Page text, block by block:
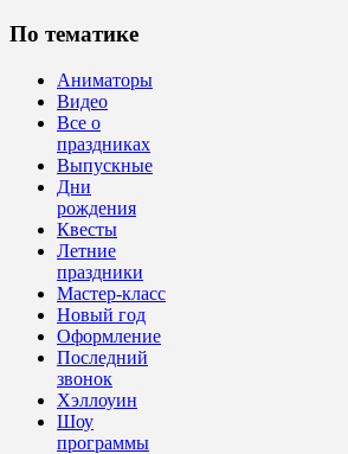
По тематике
Аниматоры
Видео
Все о
праздниках
Выпускные
Дни
рождения
Квесты
Летние
праздники
Мастер-класс
Новый год
Оформление
Последний
звонок
Хэллоуин
Шоу
программы